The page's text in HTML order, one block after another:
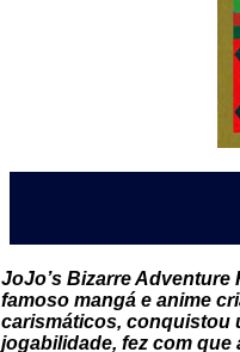
JoJo’s Bizarre
famoso mangá e anime
carismáticos, conquistou
jogabilidade, fez com que